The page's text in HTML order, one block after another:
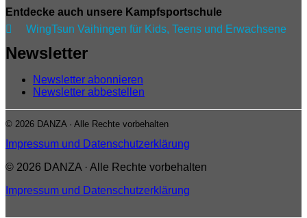
Entdecke auch unsere Kampfsportschule

WingTsun Vaihingen für Kids, Teens und Erwachsene
Newsletter
Newsletter abonnieren
Newsletter abbestellen
© 2026 DANZA · Alle Rechte vorbehalten
Impressum und Datenschutzerklärung
© 2026 DANZA · Alle Rechte vorbehalten
Impressum und Datenschutzerklärung